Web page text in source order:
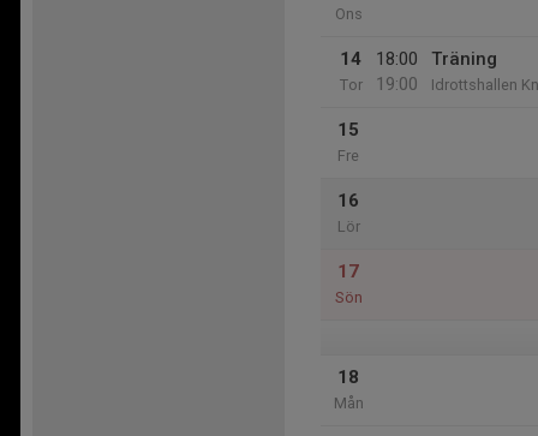
Ons
14
Tor
18:00
19:00
Träning
Idrottshallen
15
Fre
16
Lör
17
Sön
18
Mån